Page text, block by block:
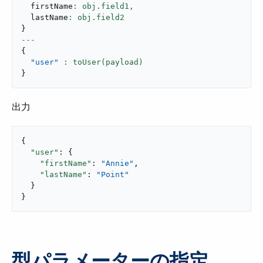
  firstName
: obj.field1,
  lastName
}
---
{
"user"
}
出力
{
"user" : {
"firstName" : "Annie" ,
"lastName" :
"Point"
  }
}